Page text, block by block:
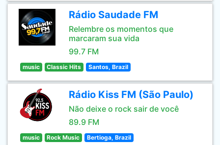
Rádio Saudade FM
Relembre os momentos que
marcaram sua vida
99.7 FM
music Classic Hits Santos, Brazil
Rádio Kiss FM (São Paulo)
Não deixe o rock sair de você
89.9 FM
music Rock Music Bertioga, Brazil